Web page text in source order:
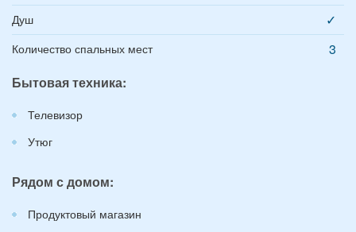
Душ ✓
Количество спальных мест
3
Бытовая техника:
Телевизор
Утюг
Рядом с домом:
Продуктовый магазин